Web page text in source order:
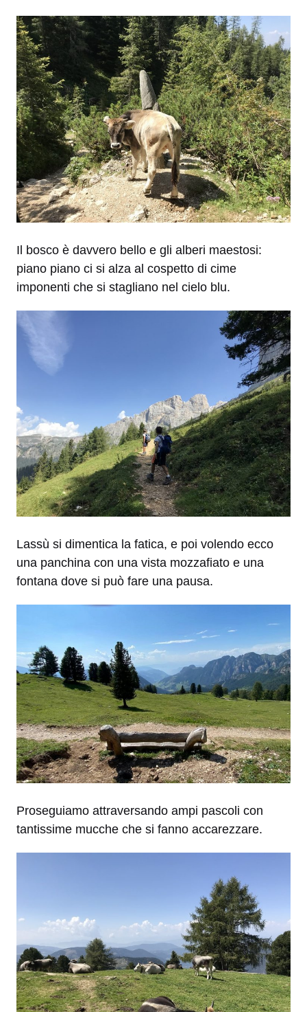
Il bosco è davvero bello e gli alberi maestosi:
piano piano ci si alza al cospetto di cime
imponenti che si stagliano nel cielo blu.
Lassù si dimentica la fatica, e poi volendo ecco
una panchina con una vista mozzafiato e una
fontana dove si può fare una pausa.
Proseguiamo attraversando ampi pascoli con
tantissime mucche che si fanno accarezzare.